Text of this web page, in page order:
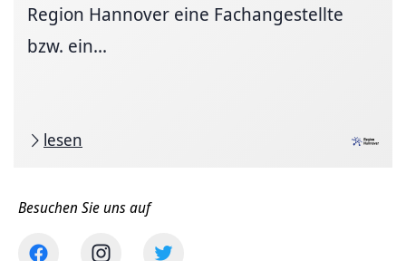
Region Hannover eine Fachangestellte
bzw. ein...
lesen
Besuchen Sie uns auf